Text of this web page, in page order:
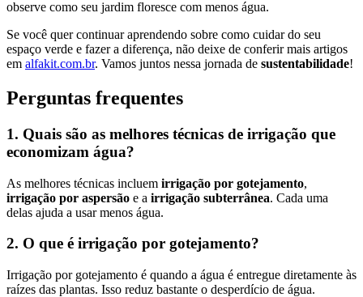
observe como seu jardim floresce com menos água.
Se você quer continuar aprendendo sobre como cuidar do seu
espaço verde e fazer a diferença, não deixe de conferir mais artigos
em alfakit.com.br. Vamos juntos nessa jornada de sustentabilidade!
Perguntas frequentes
1. Quais são as melhores técnicas de irrigação que
economizam água?
As melhores técnicas incluem irrigação por gotejamento,
irrigação por aspersão e a irrigação subterrânea. Cada uma
delas ajuda a usar menos água.
2. O que é irrigação por gotejamento?
Irrigação por gotejamento é quando a água é entregue diretamente às
raízes das plantas. Isso reduz bastante o desperdício de água.